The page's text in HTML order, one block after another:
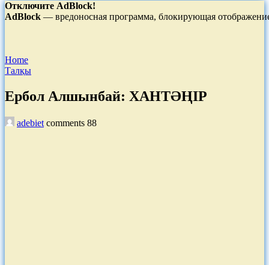
Отключите AdBlock!
AdBlock — вредоносная программа, блокирующая
Home
Талқы
Ербол Алшынбай: ХАНТӘҢІР
adebiet comments 88